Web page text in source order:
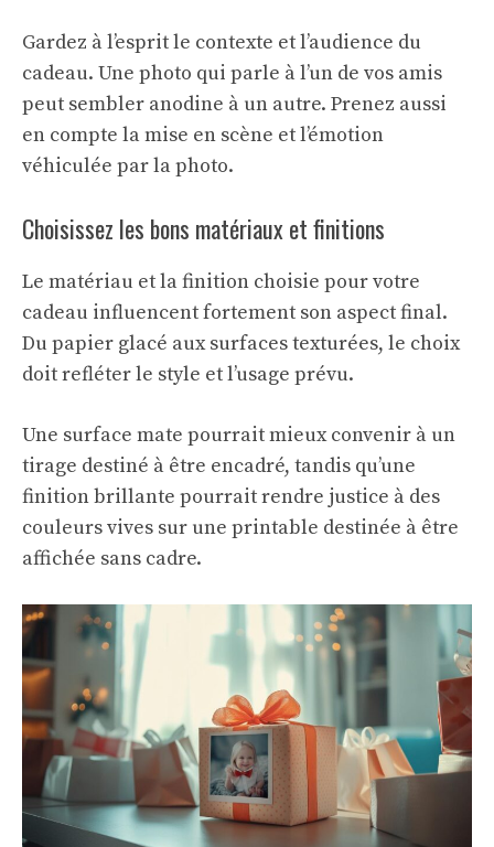
Gardez à l’esprit le contexte et l’audience du
cadeau. Une photo qui parle à l’un de vos amis
peut sembler anodine à un autre. Prenez aussi
en compte la mise en scène et l’émotion
véhiculée par la photo.
Choisissez les bons matériaux et finitions
Le matériau et la finition choisie pour votre
cadeau influencent fortement son aspect final.
Du papier glacé aux surfaces texturées, le choix
doit refléter le style et l’usage prévu.
Une surface mate pourrait mieux convenir à un
tirage destiné à être encadré, tandis qu’une
finition brillante pourrait rendre justice à des
couleurs vives sur une printable destinée à être
affichée sans cadre.